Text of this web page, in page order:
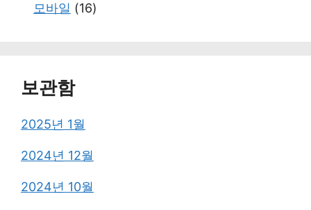
모바일 (16)
보관함
2025년 1월
2024년 12월
2024년 10월